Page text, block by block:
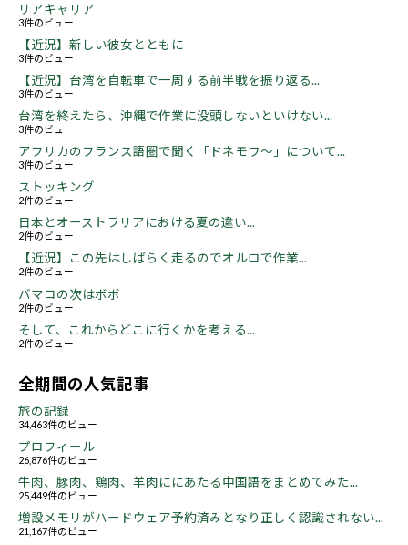
リアキャリア
3件のビュー
【近況】新しい彼女とともに
3件のビュー
【近況】台湾を自転車で一周する前半戦を振り返る...
3件のビュー
台湾を終えたら、沖縄で作業に没頭しないといけない...
3件のビュー
アフリカのフランス語圏で聞く「ドネモワ～」について...
3件のビュー
ストッキング
2件のビュー
日本とオーストラリアにおける夏の違い...
2件のビュー
【近況】この先はしばらく走るのでオルロで作業...
2件のビュー
バマコの次はボボ
2件のビュー
そして、これからどこに行くかを考える...
2件のビュー
全期間の人気記事
旅の記録
34,463件のビュー
プロフィール
26,876件のビュー
牛肉、豚肉、鶏肉、羊肉ににあたる中国語をまとめてみた...
25,449件のビュー
増設メモリがハードウェア予約済みとなり正しく認識されない...
21,167件のビュー